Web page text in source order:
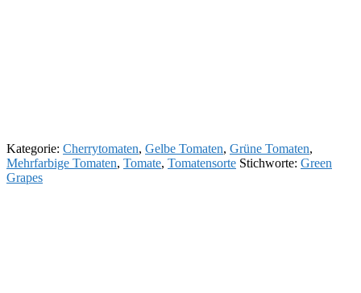
Kategorie: Cherrytomaten, Gelbe Tomaten, Grüne Tomaten,
Mehrfarbige Tomaten, Tomate, Tomatensorte Stichworte: Green
Grapes